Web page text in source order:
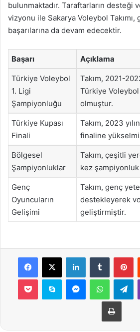
bulunmaktadır. Taraftarların desteği
vizyonu ile Sakarya Voleybol Takımı,
başarılarına da devam edecektir.
Başarı Açıklama
Türkiye Voleybol
1. Ligi
Şampiyonluğu
Takım, 2021-
Türkiye Voleybol
olmuştur.
Türkiye Kupası
Finali
Takım, 2023
finaline
Bölgesel
Şampiyonluklar
Takım, çeşitli
kez şampiyonluk
Genç
Oyuncuların
Gelişimi
Takım, genç
destekleyerek
geliştirmiştir.
Facebook
X LinkedInTumblr
Pocket Skype Messenger
Yazdır